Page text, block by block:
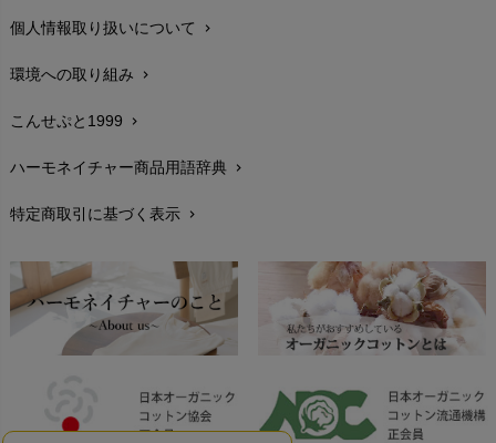
サイズ・寸法chevron_right
生地・素材chevron_right
お手入れについて
レビューを書こうchevron_right
返品交換chevron_right
FAXでのご注文
お問い合わせchevron_right
個人情報取り扱いについて chevron_right
環境への取り組み chevron_right
こんせぷと1999 chevron_right
ハーモネイチャー商品用語辞典 chevron_right
特定商取引に基づく表示 chevron_right